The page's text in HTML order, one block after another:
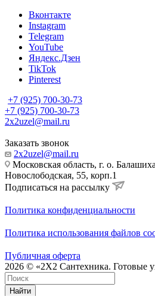
Вконтакте
Instagram
Telegram
YouTube
Яндекс.Дзен
TikTok
Pinterest
+7 (925) 700-30-73
+7 (925) 700-30-73
2x2uzel@mail.ru
Заказать звонок
2x2uzel@mail.ru
Московская область, г. о.
Новослободская, 55, корп.1
Подписаться на рассылку
Политика конфиденциальности
Политика использования файлов
Публичная оферта
2026 © «2X2 Сантехника. Готовые
Найти